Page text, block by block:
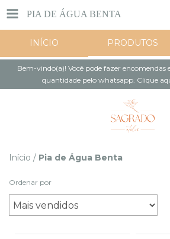
PIA DE ÁGUA BENTA
INÍCIO PRODUTOS
Bem-vindo(a)! Você pode fazer encomendas
quantidade pelo whatsapp. Clique
Início / Pia de Água Benta
Ordenar por